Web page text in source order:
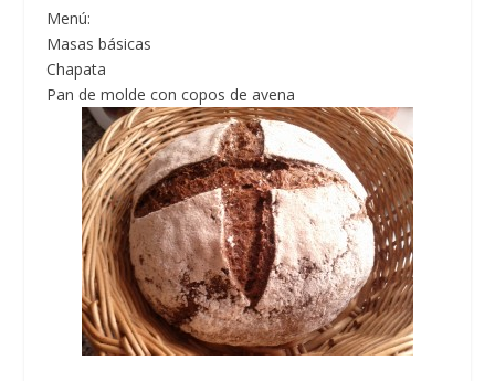
Menú:
Masas básicas
Chapata
Pan de molde con copos de avena